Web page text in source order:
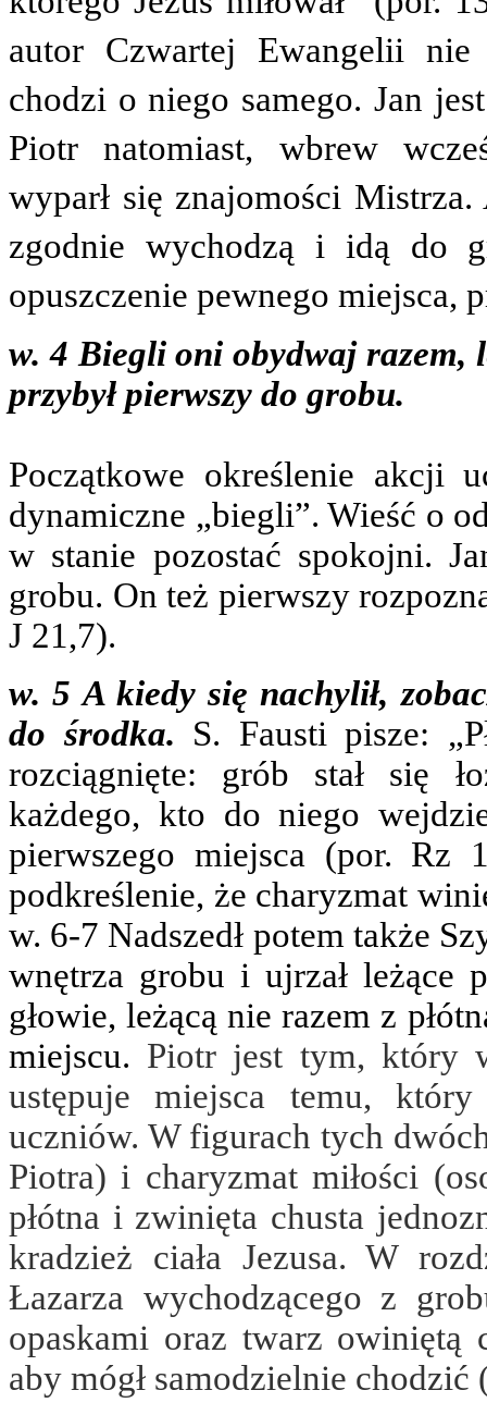
autor Czwartej Ewangelii
chodzi o niego samego. Jan
Piotr natomiast, wbrew
wyparł się znajomości
zgodnie wychodzą i idą do
opuszczenie pewnego miejsca,
w. 4 Biegli oni obydwaj razem,
przybył pierwszy do grobu.
Początkowe określenie akcji
dynamiczne „biegli”. Wieść o
w stanie pozostać spokojni.
grobu. On też pierwszy
J 21,7).
w. 5 A kiedy się nachylił,
do środka. S. Fausti pisze:
rozciągnięte: grób stał się
każdego, kto do niego
pierwszego miejsca (por. Rz
podkreślenie, że charyzmat
w. 6-7 Nadszedł potem także
wnętrza grobu i ujrzał leżące
głowie, leżącą nie razem z
miejscu. Piotr jest tym, który
ustępuje miejsca temu,
uczniów. W figurach tych
Piotra) i charyzmat miłości
płótna i zwinięta chusta
kradzież ciała Jezusa. W
Łazarza wychodzącego z
opaskami oraz twarz owiniętą
aby mógł samodzielnie chodzić